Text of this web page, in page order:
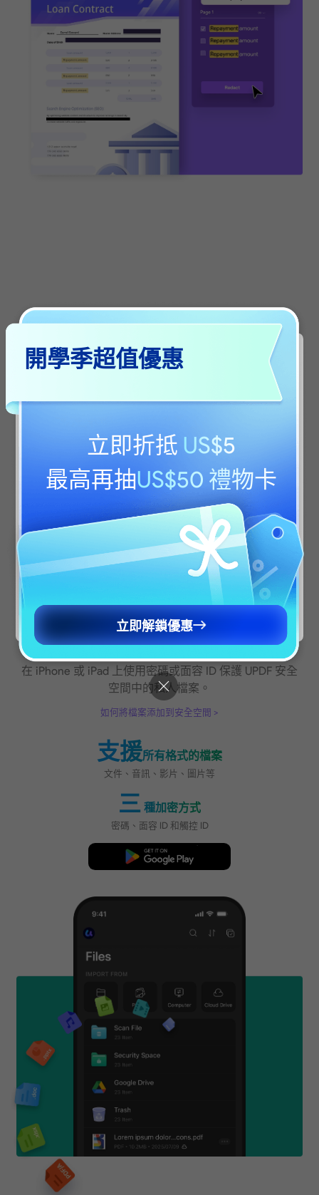
請問您是從本區域以外的地方訪問UPDF官網？您
可以訪問繁體中文官網，了解更多相關區域定
價、促銷、和活動信息。
Are you visiting updf.com from outside this
region? Visit your regional site for more
relevant pricing, promotions, and events.
继续访问繁體中文
Continue to English Site
PDF密文功能
保護敏感資訊
添加密文，給重要資訊打上“馬賽克”
標記為密文
應用密文的頁面
查詢文字並打上“馬賽克”
透過
AI 語意搜尋
快速定位敏感資訊
立即購買
開學季超值優惠
立即折抵 US$5
最高再抽US$50 禮物卡
立即解鎖優惠